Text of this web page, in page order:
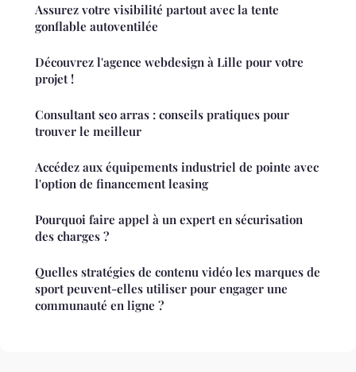
Assurez votre visibilité partout avec la tente
gonflable autoventilée
Découvrez l'agence webdesign à Lille pour votre
projet !
Consultant seo arras : conseils pratiques pour
trouver le meilleur
Accédez aux équipements industriel de pointe avec
l'option de financement leasing
Pourquoi faire appel à un expert en sécurisation
des charges ?
Quelles stratégies de contenu vidéo les marques de
sport peuvent-elles utiliser pour engager une
communauté en ligne ?